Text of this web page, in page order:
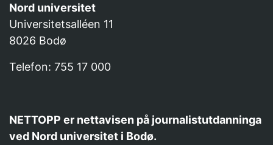
Nord universitet
Universitetsalléen 11
8026 Bodø
Telefon: 755 17 000
NETTOPP er nettavisen på journalistutdanninga
ved Nord universitet i Bodø.